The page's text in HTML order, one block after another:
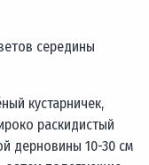
середины
кустарничек,
раскидистый
дерновины 10-30 см